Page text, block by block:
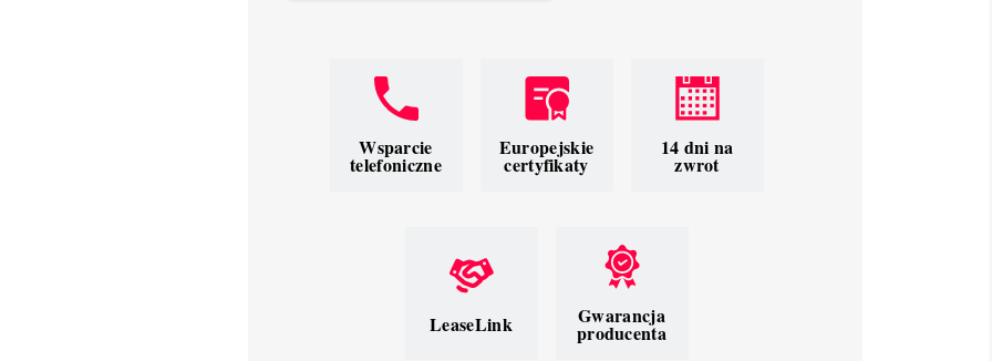
Wsparcie
telefoniczne
Europejskie
certyfikaty
14 dni na
zwrot
LeaseLink Gwarancja
producenta